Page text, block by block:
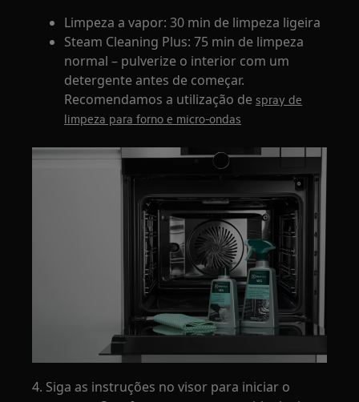
Limpeza a vapor: 30 min de limpeza ligeira
Steam Cleaning Plus: 75 min de limpeza
normal – pulverize o interior com um
detergente antes de começar.
Recomendamos a utilização despray de
limpeza para forno e micro-ondas
4. Siga as instruções no visor para iniciar o